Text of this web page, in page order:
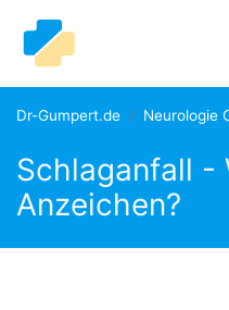
Dr-Gumpert.de Neurologie
Schlaganfall -
Anzeichen?